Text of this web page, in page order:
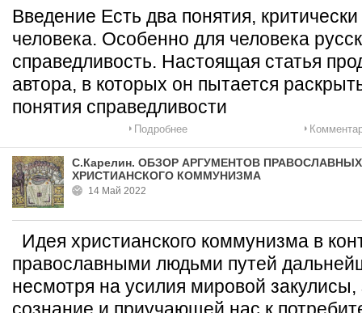
Введение Есть два понятия,
человека. Особенно для человека
справедливость. Настоящая статья
автора, в которых он пытается
понятия справедливости
Подробнее
С.Карелин. ОБЗОР АРГУМЕНТОВ
ХРИСТИАНСКОГО КОММУНИЗМА
14 Май 2022
Идея христианского коммунизма в
православными людьми путей
несмотря на усилия мировой